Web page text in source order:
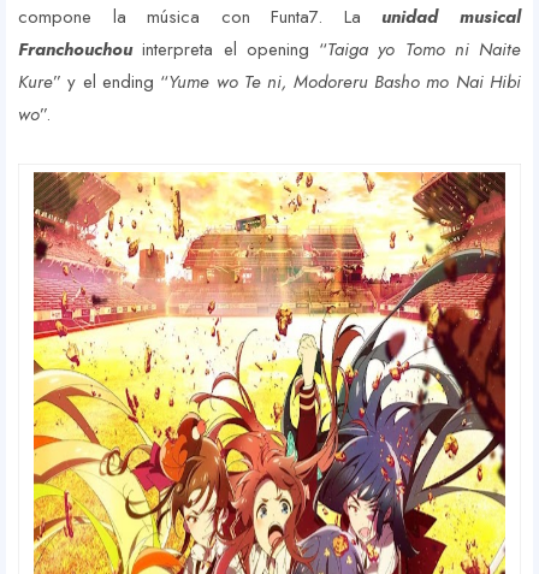
compone la música con Funta7. La unidad musical
Franchouchouinterpreta el opening “Taiga yo Tomo ni Naite
Kure” y el ending “Yume wo Te ni, Modoreru Basho mo Nai Hibi
wo”.